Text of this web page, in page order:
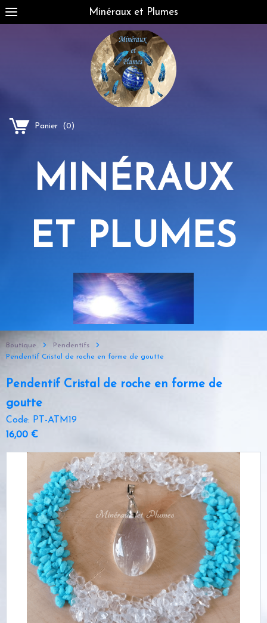
Minéraux et Plumes
Panier (0)
MINÉRAUX
ET PLUMES
Boutique
Pendentifs
Pendentif Cristal de roche en forme de goutte
Pendentif Cristal de roche en forme de
goutte
Code: PT-ATM19
16,00 €